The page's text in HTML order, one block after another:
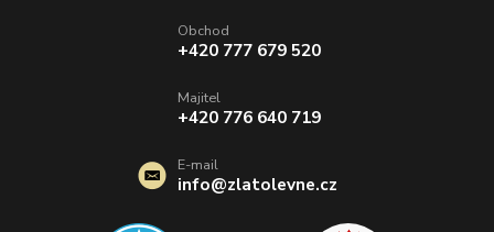
Obchod
+420 777 679 520
Majitel
+420 776 640 719
E-mail
info@zlatolevne.cz